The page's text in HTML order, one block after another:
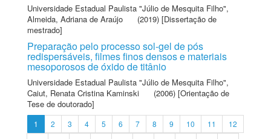
Universidade Estadual Paulista "Júlio de Mesquita Filho",
Almeida, Adriana de Araújo
(2019) [Dissertação de
mestrado]
Preparação pelo processo sol-gel de pós
redispersáveis, filmes finos densos e materiais
mesoporosos de óxido de titânio
Universidade Estadual Paulista "Júlio de Mesquita Filho",
Caiut, Renata Cristina Kaminski
(2006) [Orientação de
Tese de doutorado]
1 2 3 4 5 6 7 8 9 10 11
12